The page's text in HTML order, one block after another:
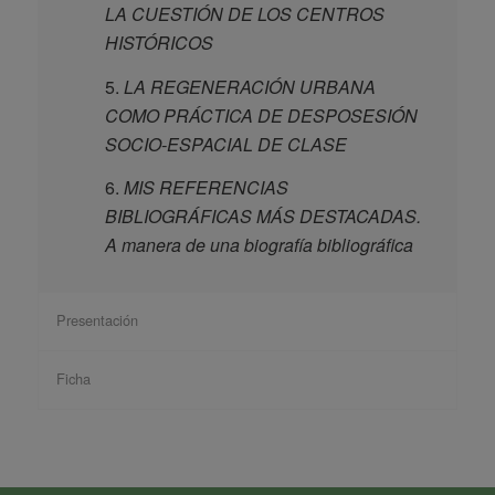
LA CUESTIÓN DE LOS CENTROS
HISTÓRICOS
5. LA REGENERACIÓN URBANA
COMO PRÁCTICA DE DESPOSESIÓN
SOCIO-ESPACIAL DE CLASE
6. MIS REFERENCIAS
BIBLIOGRÁFICAS MÁS DESTACADAS.
A manera de una biografía bibliográfica
Presentación
Ficha